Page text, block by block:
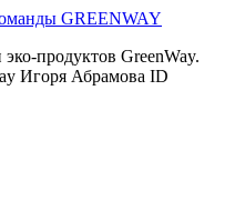
продуктов GreenWay.
Игоря Абрамова ID